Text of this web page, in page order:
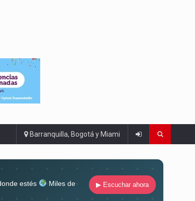
Barranquilla, Bogotá y Miami
estés
Miles de
▶ Escuchar ahora